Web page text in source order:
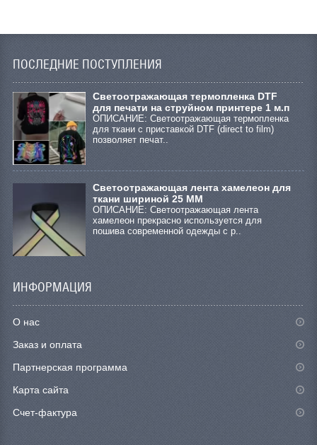
ПОСЛЕДНИЕ ПОСТУПЛЕНИЯ
Cветоотражающая термопленка DTF
для печати на струйном принтере 1 м.п
ОПИСАНИЕ: Светоотражающая термопленка
для ткани с приставкой DTF (direct to film)
позволяет печат..
Светоотражающая лента хамелеон для
ткани шириной 25 ММ
ОПИСАНИЕ: Светоотражающая лента
хамелеон прекрасно используется для
пошива современной одежды с р..
ИНФОРМАЦИЯ
О нас
Заказ и оплата
Партнерская программа
Карта сайта
Счет-фактура